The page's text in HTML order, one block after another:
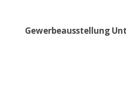
Gewerbeausstellung